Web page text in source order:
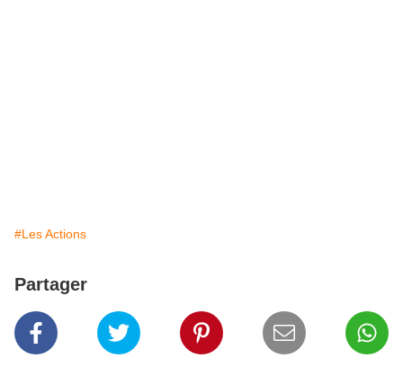
#Les Actions
Partager